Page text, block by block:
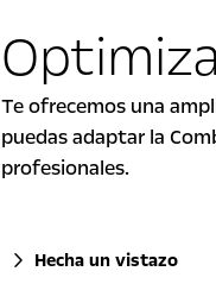
Te ofrecemos una
puedas adaptar la
profesionales.
Hecha un vistazo